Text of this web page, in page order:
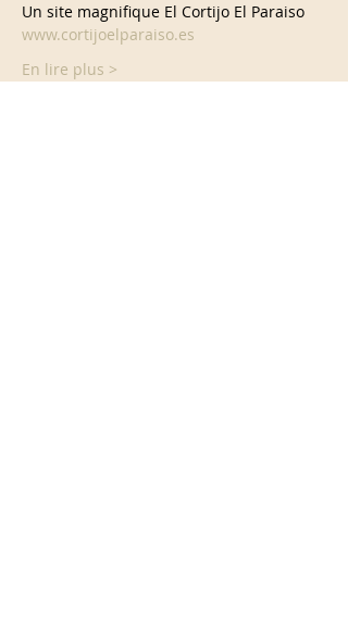
www.cortijoelparaiso.es
En lire plus >